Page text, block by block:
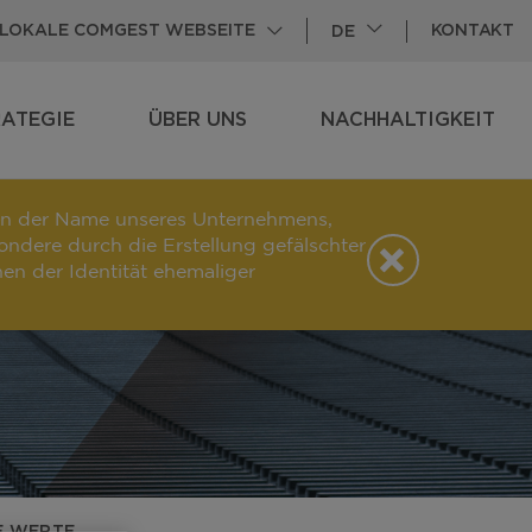
KONTAKT
COMGEST WEBSEITE DE
VIEW
ÜBER UNS
SUBPAGES VIEW
NACHHALTIGKEIT
SUBPAGES
der Name unseres Unternehmens,
durch die Erstellung gefälschter
der Identität ehemaliger